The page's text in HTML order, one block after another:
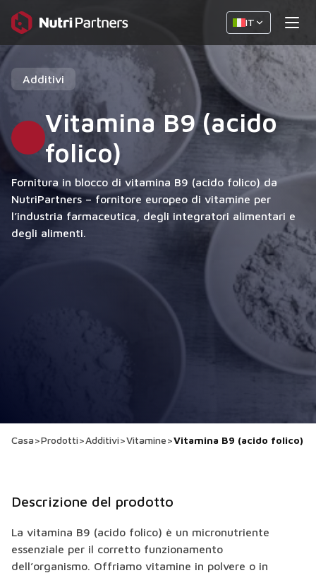
IT
Additivi
Vitamina B9 (acido
folico)
Fornitura in blocco di vitamina B9 (acido folico) da
NutriPartners – fornitore europeo di vitamine per
l’industria farmaceutica, degli integratori alimentari e
degli alimenti.
Casa>Prodotti>Additivi>Vitamine>Vitamina B9 (acido folico)
Descrizione del prodotto
La vitamina B9 (acido folico) è un micronutriente
essenziale per il corretto funzionamento
dell’organismo. Offriamo vitamine in polvere o in